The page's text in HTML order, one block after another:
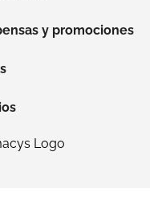
y promociones